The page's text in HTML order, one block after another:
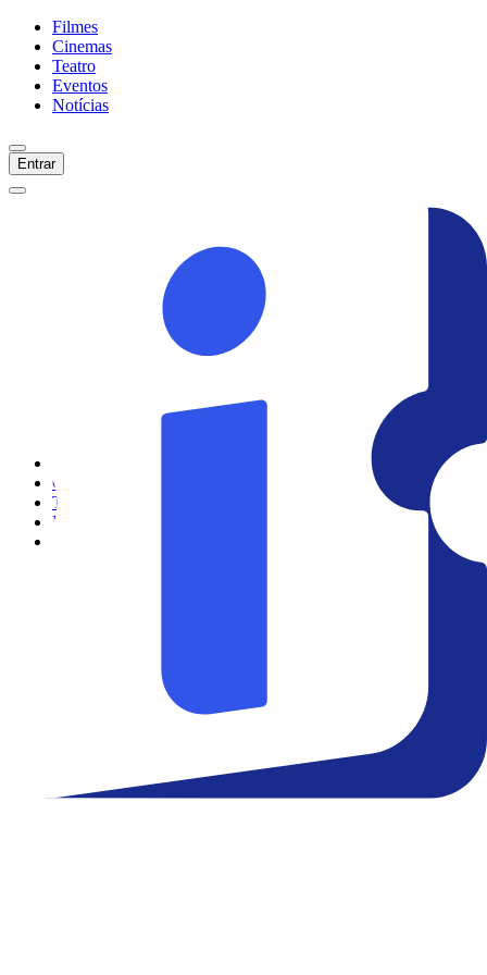
Filmes
Cinemas
Teatro
Eventos
Notícias
Entrar
Cinemas
Teatro
Eventos